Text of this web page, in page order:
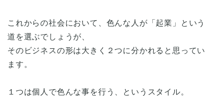
これからの社会において、色んな人が「起業」という
道を選ぶでしょうが、
そのビジネスの形は大きく２つに分かれると思ってい
ます。
１つは個人で色んな事を行う、というスタイル。